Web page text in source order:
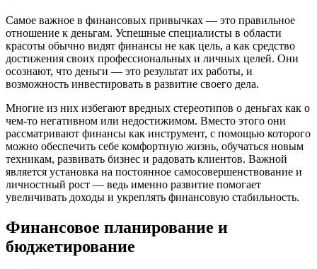
Самое важное в финансовых привычках — это правильное
отношение к деньгам. Успешные специалисты в области
красоты обычно видят финансы не как цель, а как средство
достижения своих профессиональных и личных целей. Они
осознают, что деньги — это результат их работы, и
возможность инвестировать в развитие своего дела.
Многие из них избегают вредных стереотипов о деньгах как о
чем-то негативном или недостижимом. Вместо этого они
рассматривают финансы как инструмент, с помощью которого
можно обеспечить себе комфортную жизнь, обучаться новым
техникам, развивать бизнес и радовать клиентов. Важной
является установка на постоянное самосовершенствование и
личностный рост — ведь именно развитие помогает
увеличивать доходы и укреплять финансовую стабильность.
Финансовое планирование и
бюджетирование